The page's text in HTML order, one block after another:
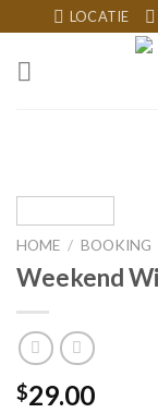
to
content
LOCATIE
HOME / BOOKING
Weekend
$29.00